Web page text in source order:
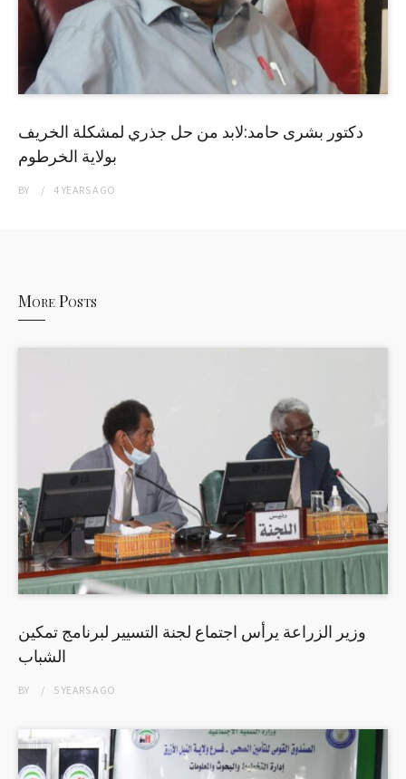
دكتور بشرى حامد:لابد من حل جذري لمشكلة الخريف
بولاية الخرطوم
BY 4 YEARSAGO
More Posts
وزير الزراعة يرأس اجتماع لجنة التسيير لبرنامج تمكين
الشباب
BY 5 YEARSAGO